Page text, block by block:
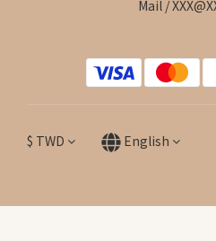
Mail /
$ TWD English